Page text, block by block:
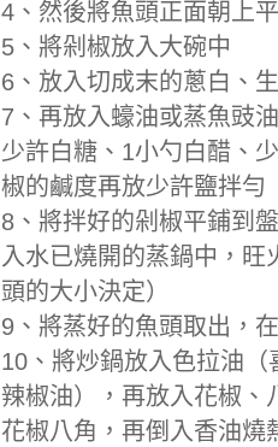
4、然後將魚頭正面朝上
5、將剁椒放入大碗中
6、放入切成末的蔥白、
7、再放入蠔油或蒸魚豉
少許白糖、1小勺白醋、
椒的鹹度再放少許鹽拌勻
8、將拌好的剁椒平鋪到
入水已燒開的蒸鍋中，旺
頭的大小決定）
9、將蒸好的魚頭取出，
10、將炒鍋放入色拉油（
辣椒油），再放入花椒、
花椒八角，再倒入香油燒